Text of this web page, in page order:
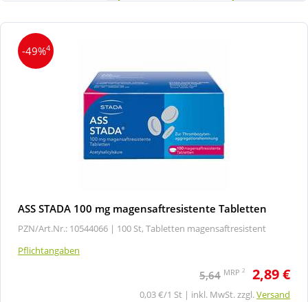
-49%4
ASS STADA 100 mg magensaftresistente Tabletten
PZN/Art.Nr.: 10544066 | 100 St, Tabletten magensaftresistent
Pflichtangaben
5,64 MRP 2 2,89 €
0,03 €/1 St | inkl. MwSt. zzgl.Versand